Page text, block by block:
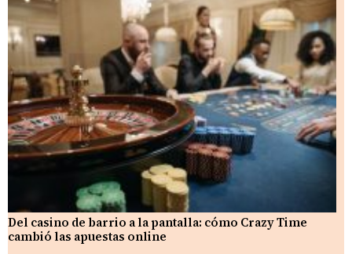
Del casino de barrio a la pantalla: cómo Crazy Time
cambió las apuestas online